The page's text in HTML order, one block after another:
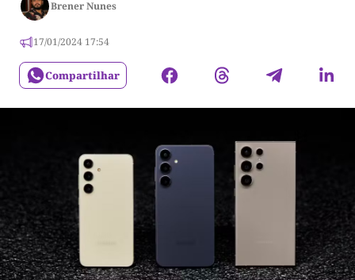
Brener Nunes
17/01/2024 17:54
Compartilhar